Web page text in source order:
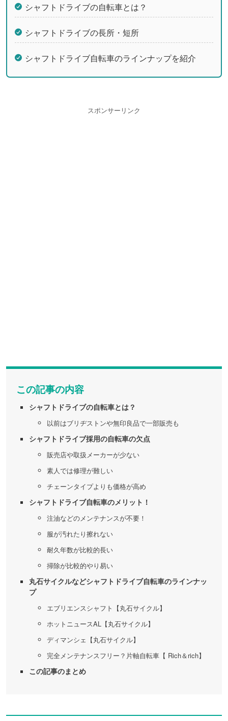
シャフトドライブの自転車とは？
シャフトドライブの長所・短所
シャフトドライブ自転車のラインナップを紹介
スポンサーリンク
この記事の内容
シャフトドライブの自転車とは？
以前はブリヂストンや無印良品で一部販売も
シャフトドライブ採用の自転車の欠点
販売店や取扱メーカーが少ない
素人では修理が難しい
チェーンタイプよりも価格が高め
シャフトドライブ自転車のメリット！
注油などのメンテナンスが不要！
服が汚れたり擦れない
耐久年数が比較的長い
掃除が比較的やり易い
丸石サイクルなどシャフトドライブ自転車のラインナッ
プ
エブリエンスシャフト【丸石サイクル】
ホットニュースAL【丸石サイクル】
ディマンシェ【丸石サイクル】
完全メンテナンスフリー？片軸自転車【 Rich＆rich】
この記事のまとめ